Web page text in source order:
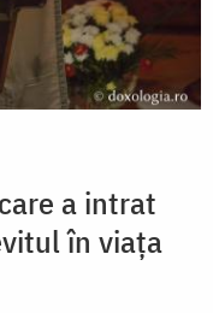
a intrat
în viața